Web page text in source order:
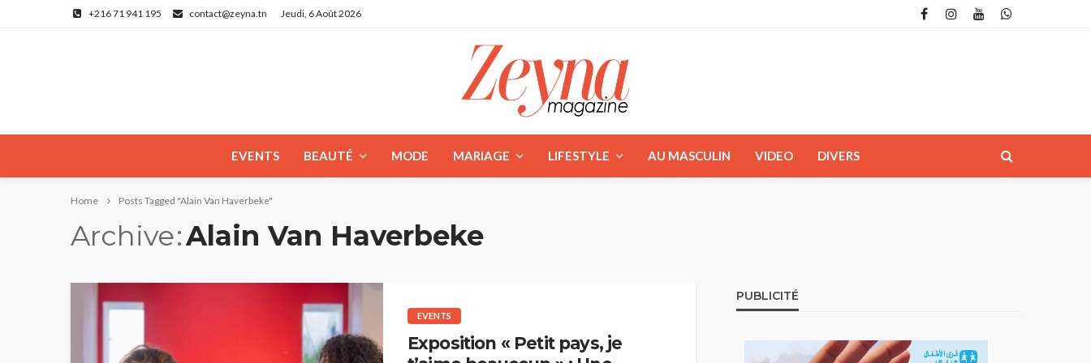
+216 71 941 195 contact@zeyna.tn Jeudi, 6 Août 2026
EVENTS BEAUTÉ MODE MARIAGE LIFESTYLE AU MASCULIN VIDEO DIVERS
Home Posts Tagged "Alain Van Haverbeke"
Archive Alain Van Haverbeke
EVENTS
Exposition « Petit pays, je
PUBLICITÉ